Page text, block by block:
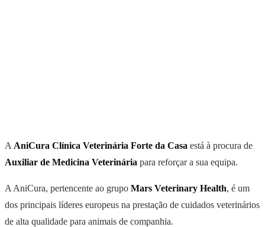
A AniCura Clínica Veterinária Forte da Casa está à procura de
Auxiliar de Medicina Veterinária para reforçar a sua equipa.
A AniCura, pertencente ao grupo Mars Veterinary Health, é um
dos principais líderes europeus na prestação de cuidados veterinários
de alta qualidade para animais de companhia.